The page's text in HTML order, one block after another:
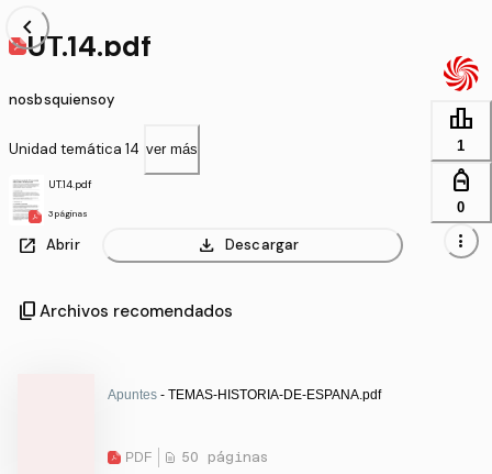
chevron_left
UT.14.pdf
nosbsquiensoy
Unidad temática 14 ver más
UT.14.pdf
3 páginas
open_in_new Abrir download Descargar
leaderboard
1
personal_bag
0
more_vert
content_copy Archivos recomendados
Apuntes - TEMAS-HISTORIA-DE-ESPANA.pdf
PDF
50 páginas